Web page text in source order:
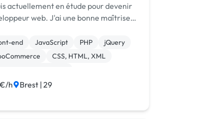
actuellement en étude pour devenir
web. J'ai une bonne maîtrise
Je vous propose donc mes
pour faire votre site web. J'ai u...
end JavaScript PHP
jQuery
CSS, HTML, XML
HTML
h Brest | 29